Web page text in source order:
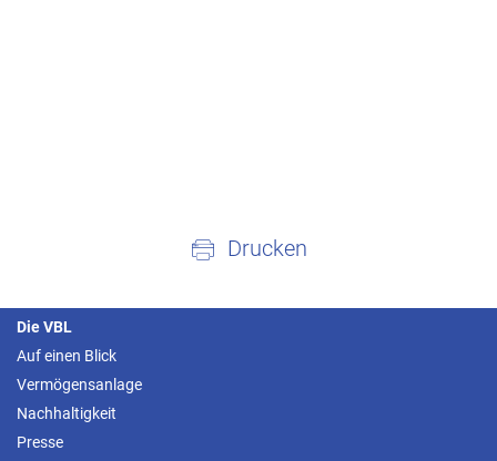
Drucken
Die VBL
Auf einen Blick
Vermögensanlage
Nachhaltigkeit
Presse